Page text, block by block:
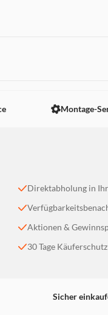
Montage-
Direktabholung in
Aktionen &
30 Tage
Sicher